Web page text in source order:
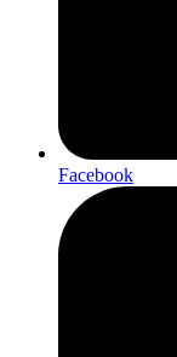
Facebook